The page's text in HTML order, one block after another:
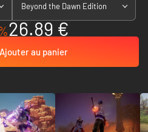
Beyond the Dawn Edition
26.89 €
au panier